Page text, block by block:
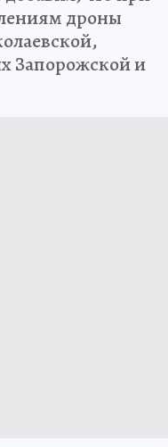
дроны
Запорожской и